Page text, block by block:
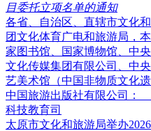
目委托立项名单的通知
各省、自治区、直辖市文化
团文化体育广电和旅游局，
家图书馆、国家博物馆、中
文化传媒集团有限公司、中
艺美术馆（中国非物质文化
中国旅游出版社有限公司
科技教育司
太原市文化和旅游局举办